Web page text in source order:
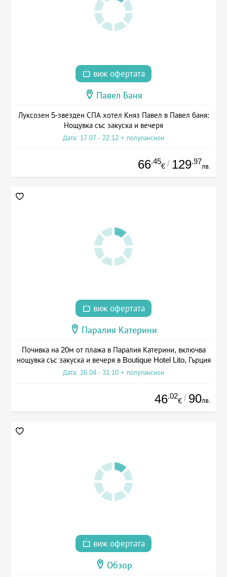
виж офертата
Павел Баня
Луксозен 5-звезден СПА хотел Княз Павел в Павел баня:
Нощувка със закуска и вечеря
Дата: 17.07 - 22.12 + полупансион
66.45
€ / 129.97
лв.
виж офертата
Паралия Катерини
Почивка на 20м от плажа в Паралия Катерини, включва
нощувка със закуска и вечеря в Boutique Hotel Lito, Гърция
Дата: 16.04 - 31.10 + полупансион
46.02
€ / 90лв.
виж офертата
Обзор